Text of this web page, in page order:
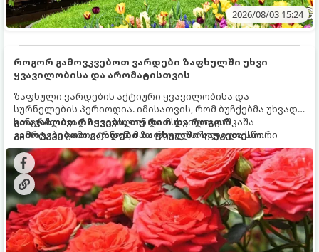
2026/08/03 15:24
როგორ გამოვკვებოთ ვარდები ზაფხულში უხვი
ყვავილობისა და არომატისთვის
ზაფხული ვარდების აქტიური ყვავილობისა და
სურნელების პერიოდია. იმისათვის, რომ ბუჩქებმა უხვად,
ხანგრძლივად იყვავილონ და მსხვილი, კაშკაშა
კვირტები გამოიტანონ, მათ რეგულარული და სწორი
გამოკვება სჭირდებათ. ზაფხულის პერიოდში მცენარის
მოთხოვნილებები იცვლება, ამიტომ მნიშვნელოვანია
ვიცოდეთ, რომელი სასუქები გამოიყენება ამ დროს.
გთავაზობთ რჩევებს, თუ რით და როგორ
გამოვკვებოთ ვარდები ზაფხულში საუკეთესო
შედეგის მისაღწევად: